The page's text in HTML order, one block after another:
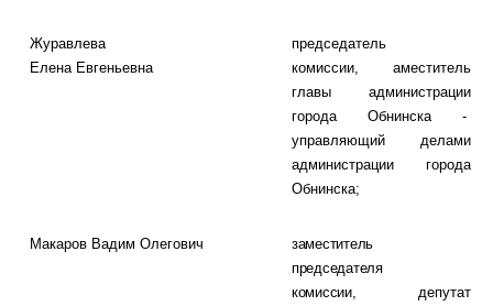
Журавлева
Елена Евгеньевна
председатель
комиссии, аместитель
главы администрации
города Обнинска -
управляющий делами
администрации города
Обнинска;
Макаров Вадим Олегович
заместитель
председателя
комиссии, депутат